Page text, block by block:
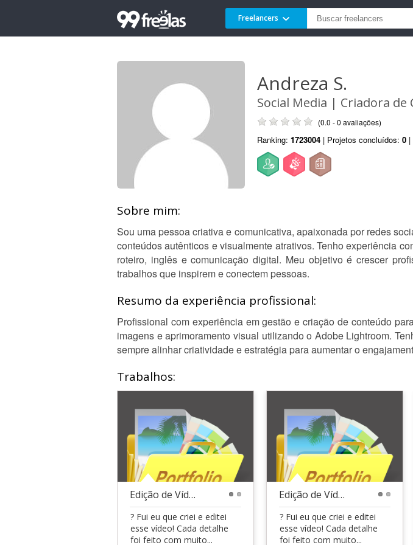
Freelancers
Andreza S.
Social Media | Criadora de
(0.0 - 0 avaliações)
Ranking: 1723004 | Projetos concluídos: 0 |
Sobre mim:
Sou uma pessoa criativa e comunicativa, apaixonada por redes
conteúdos autênticos e visualmente atrativos. Tenho experiência
roteiro, inglês e comunicação digital. Meu objetivo é crescer
trabalhos que inspirem e conectem pessoas.
Resumo da experiência profissional:
Profissional com experiência em gestão e criação de conteúdo
imagens e aprimoramento visual utilizando o Adobe Lightroom.
sempre alinhar criatividade e estratégia para aumentar o
Trabalhos:
Edição de Vídeos
? Fui eu que criei e editei
esse vídeo! Cada detalhe
foi feito com muito...
Edição de Vídeo
? Fui eu que criei e editei
esse vídeo! Cada detalhe
foi feito com muito...